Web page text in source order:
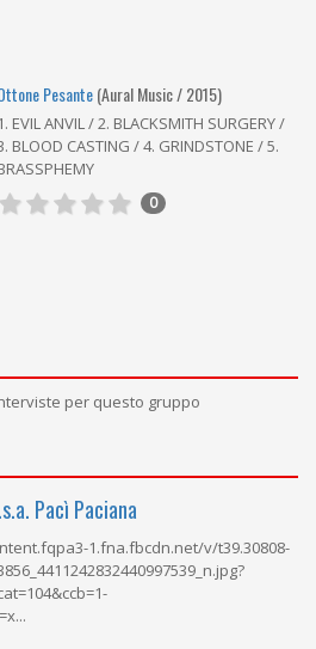
Pesante(Aural Music / 2015)
1. EVIL ANVIL / 2. BLACKSMITH SURGERY /
BLOOD CASTING / 4. GRINDSTONE / 5.
0
per questo gruppo
Pacì Paciana
1.fna.fbcdn.net/v/t39.30808-